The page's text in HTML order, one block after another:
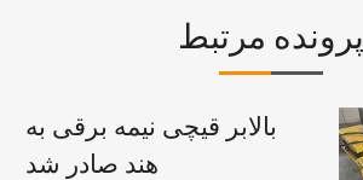
پرونده مرتبط
بالابر قیچی نیمه برقی به
هند صادر شد